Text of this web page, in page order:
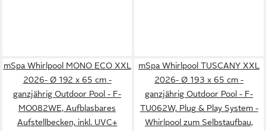
mSpa Whirlpool MONO ECO XXL
2026- Ø 192 x 65 cm -
ganzjährig Outdoor Pool - F-
MO082WE, Aufblasbares
Aufstellbecken, inkl. UVC+
mSpa Whirlpool TUSCANY XXL
2026- Ø 193 x 65 cm -
ganzjährig Outdoor Pool - F-
TU062W, Plug & Play System -
Whirlpool zum Selbstaufbau,